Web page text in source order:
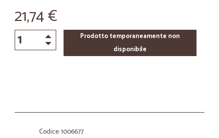
21,74 €
Prodotto temporaneamente non
disponibile
Codice: 1006677